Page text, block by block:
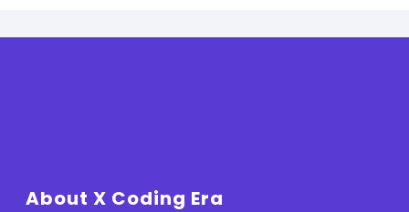
About X Coding Era